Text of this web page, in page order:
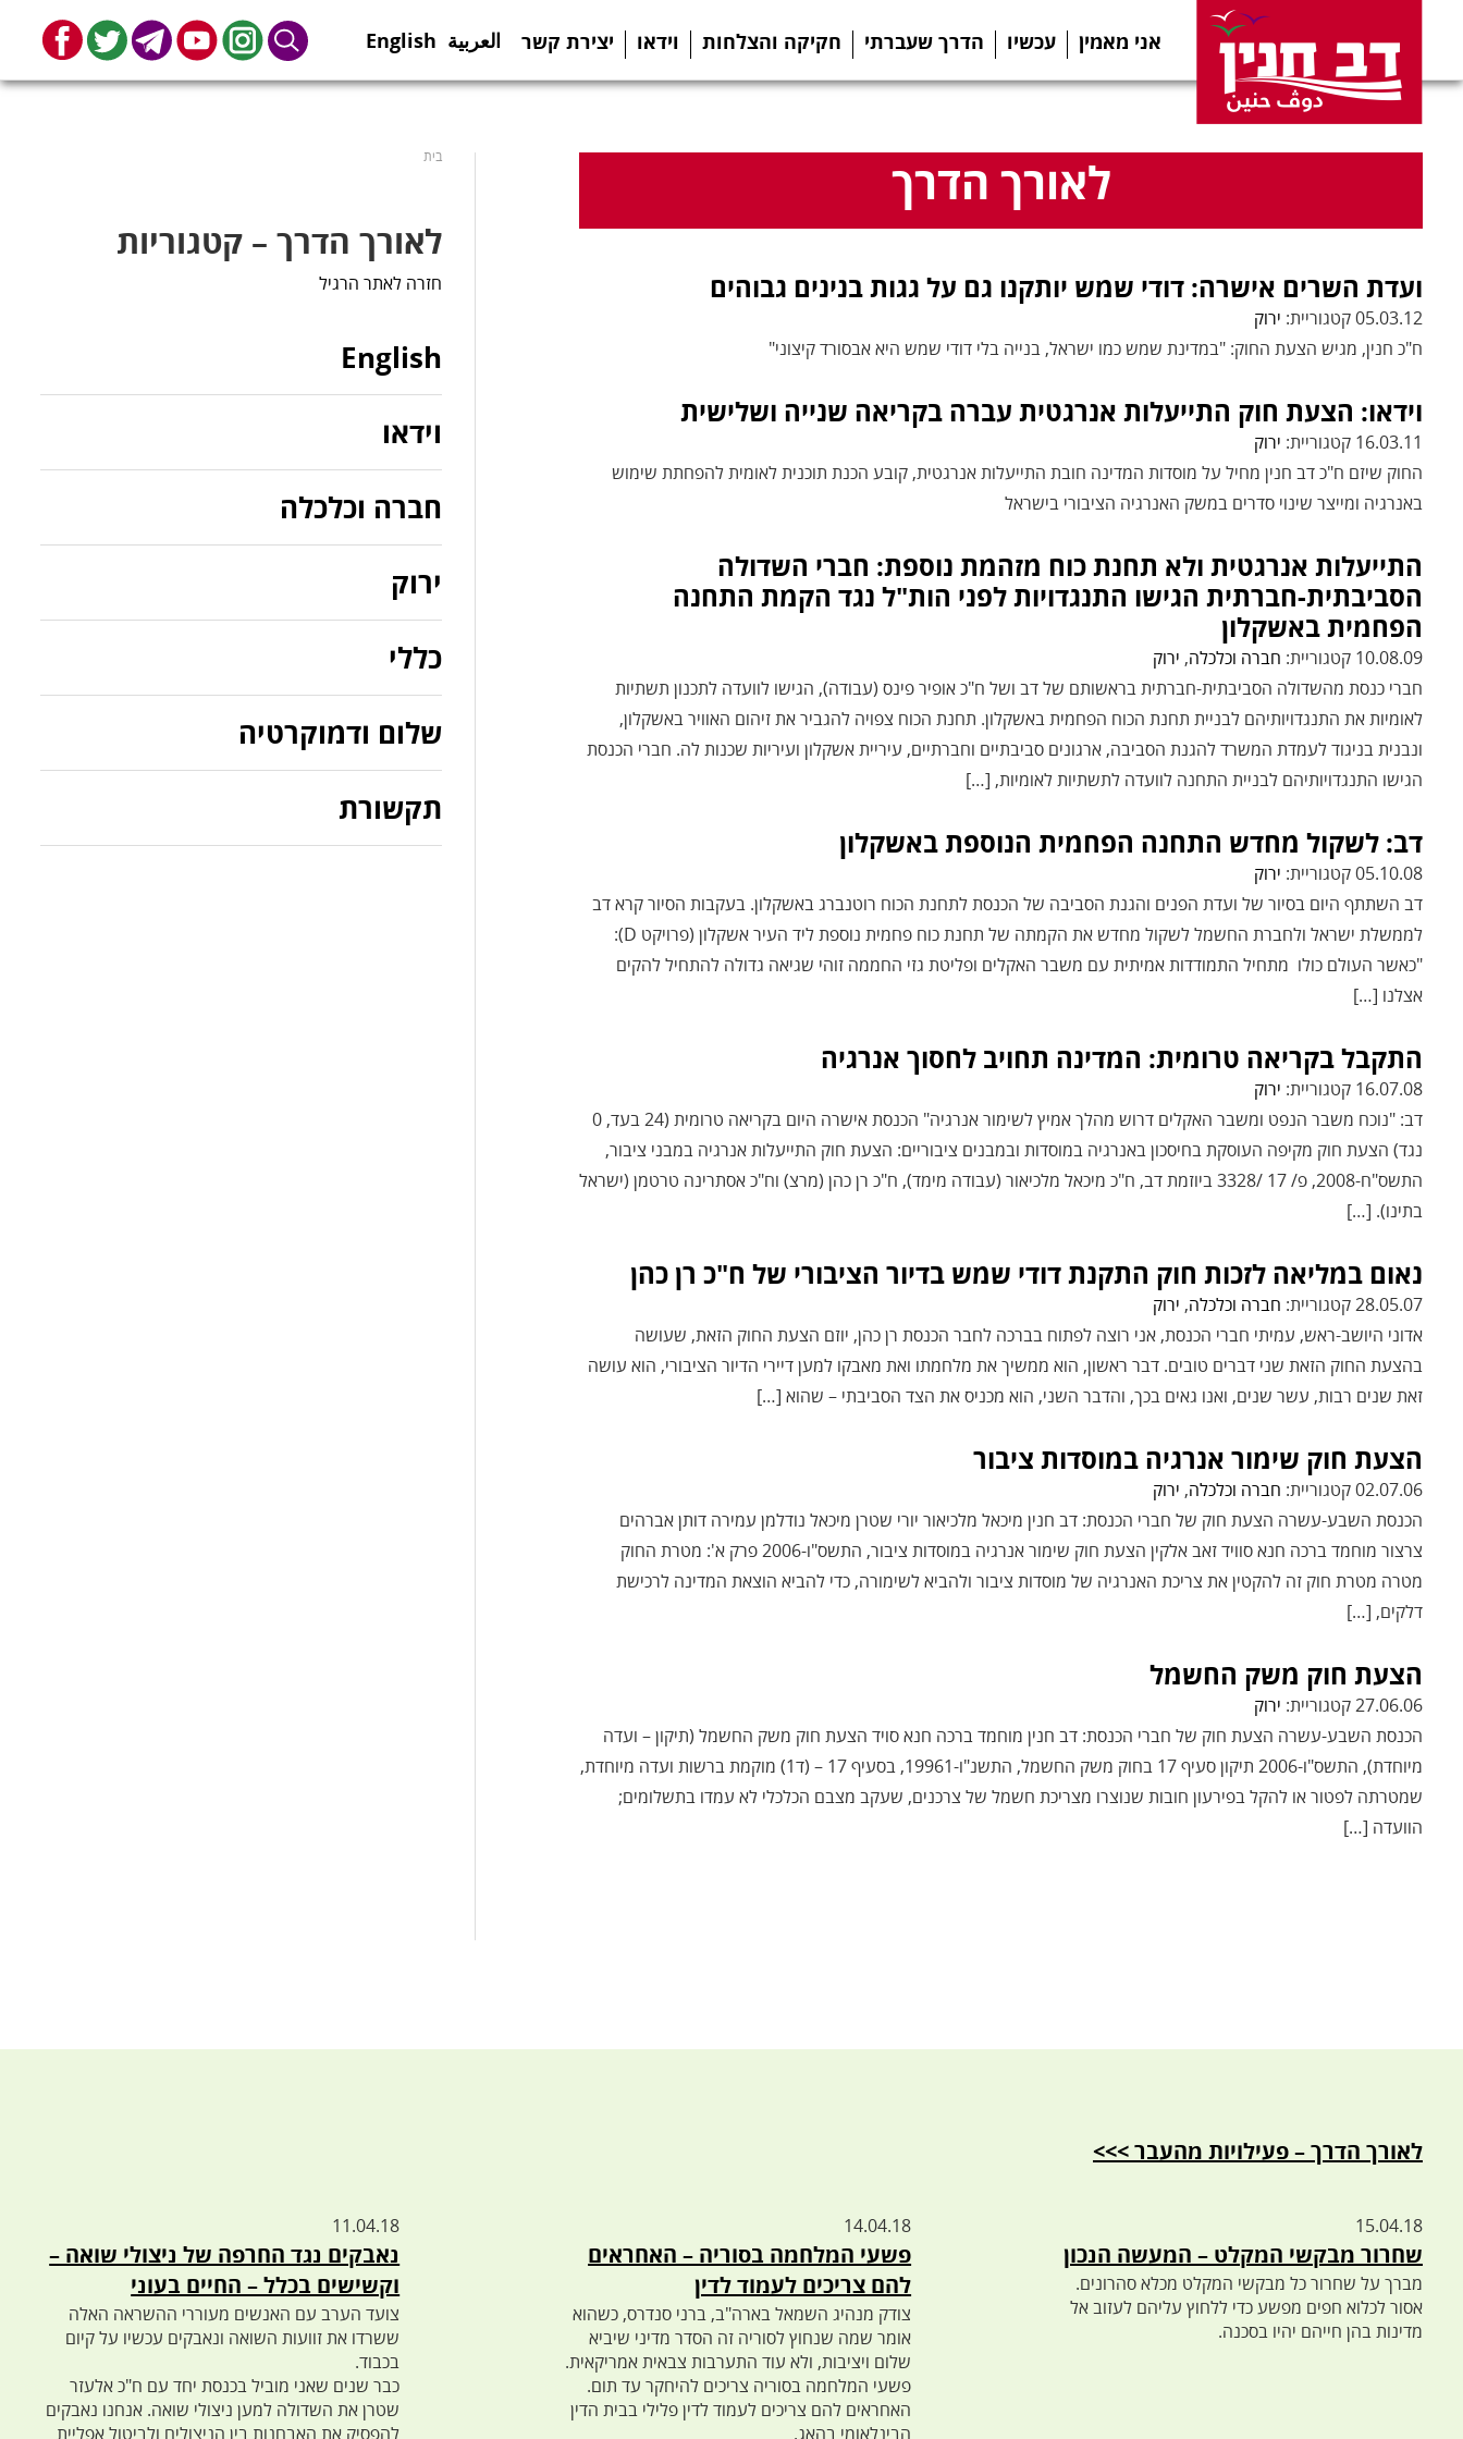
אני מאמין עכשיו הדרך שעברתי חקיקה והצלחות וידאו יצירת קשר العربية English
Search
Instagram
Youtube
Telegram
Twitter
לאורך הדרך
ועדת השרים אישרה: דודי שמש יותקנו גם על גגות בנינים גבוהים
05.03.12 קטגוריית:
ירוק
ח"כ חנין, מגיש הצעת החוק: "במדינת שמש כמו ישראל, בנייה בלי דודי שמש היא אבסורד קיצוני"
וידאו: הצעת חוק התייעלות אנרגטית עברה בקריאה שנייה ושלישית
16.03.11 קטגוריית:
ירוק
החוק שיזם ח"כ דב חנין מחיל על מוסדות המדינה חובת התייעלות אנרגטית, קובע הכנת תוכנית לאומית להפחתת שימוש
באנרגיה ומייצר שינוי סדרים במשק האנרגיה הציבורי בישראל
התייעלות אנרגטית ולא תחנת כוח מזהמת נוספת: חברי השדולה
הסביבתית-חברתית הגישו התנגדויות לפני הות"ל נגד הקמת התחנה
הפחמית באשקלון
10.08.09 קטגוריית: חברה וכלכלה, ירוק
חברי כנסת מהשדולה הסביבתית-חברתית בראשותם של דב ושל ח"כ אופיר פינס (עבודה), הגישו לוועדה לתכנון תשתיות
לאומיות את התנגדויותיהם לבניית תחנת הכוח הפחמית באשקלון. תחנת הכוח צפויה להגביר את זיהום האוויר באשקלון,
ונבנית בניגוד לעמדת המשרד להגנת הסביבה, ארגונים סביבתיים וחברתיים, עיריית אשקלון ועיריות שכנות לה. חברי הכנסת
הגישו התנגדויותיהם לבניית התחנה לוועדה לתשתיות לאומיות, […]
דב: לשקול מחדש התחנה הפחמית הנוספת באשקלון
05.10.08 קטגוריית:
ירוק
דב השתתף היום בסיור של ועדת הפנים והגנת הסביבה של הכנסת לתחנת הכוח רוטנברג באשקלון. בעקבות הסיור קרא דב
לממשלת ישראל ולחברת החשמל לשקול מחדש את הקמתה של תחנת כוח פחמית נוספת ליד העיר אשקלון (פרויקט D):
"כאשר העולם כולו מתחיל התמודדות אמיתית עם משבר האקלים ופליטת גזי החממה זוהי שגיאה גדולה להתחיל להקים
אצלנו […]
התקבל בקריאה טרומית: המדינה תחויב לחסוך אנרגיה
16.07.08 קטגוריית:
ירוק
דב: "נוכח משבר הנפט ומשבר האקלים דרוש מהלך אמיץ לשימור אנרגיה" הכנסת אישרה היום בקריאה טרומית (24 בעד, 0
נגד) הצעת חוק מקיפה העוסקת בחיסכון באנרגיה במוסדות ובמבנים ציבוריים: הצעת חוק התייעלות אנרגיה במבני ציבור,
התשס"ח-2008, פ/ 17 /3328 ביוזמת דב, ח"כ מיכאל מלכיאור (עבודה מימד), ח"כ רן כהן (מרצ) וח"כ אסתרינה טרטמן (ישראל
בתינו). […]
נאום במליאה לזכות חוק התקנת דודי שמש בדיור הציבורי של ח"כ רן כהן
28.05.07 קטגוריית: חברה וכלכלה, ירוק
אדוני היושב-ראש, עמיתי חברי הכנסת, אני רוצה לפתוח בברכה לחבר הכנסת רן כהן, יוזם הצעת החוק הזאת, שעושה
בהצעת החוק הזאת שני דברים טובים. דבר ראשון, הוא ממשיך את מלחמתו ואת מאבקו למען דיירי הדיור הציבורי, הוא עושה
זאת שנים רבות, עשר שנים, ואנו גאים בכך, והדבר השני, הוא מכניס את הצד הסביבתי – שהוא […]
הצעת חוק שימור אנרגיה במוסדות ציבור
02.07.06 קטגוריית: חברה וכלכלה, ירוק
הכנסת השבע-עשרה הצעת חוק של חברי הכנסת: דב חנין מיכאל מלכיאור יורי שטרן מיכאל נודלמן עמירה דותן אברהים
צרצור מוחמד ברכה חנא סוויד זאב אלקין הצעת חוק שימור אנרגיה במוסדות ציבור, התשס"ו-2006 פרק א': מטרת החוק
מטרה מטרת חוק זה להקטין את צריכת האנרגיה של מוסדות ציבור ולהביא לשימורה, כדי להביא הוצאת המדינה לרכישת
דלקים, […]
הצעת חוק משק החשמל
27.06.06 קטגוריית:
ירוק
הכנסת השבע-עשרה הצעת חוק של חברי הכנסת: דב חנין מוחמד ברכה חנא סויד הצעת חוק משק החשמל (תיקון – ועדה
מיוחדת), התשס"ו-2006 תיקון סעיף 17 בחוק משק החשמל, התשנ"ו-19961, בסעיף 17 – (ד1) מוקמת ברשות ועדה מיוחדת,
שמטרתה לפטור או להקל בפירעון חובות שנוצרו מצריכת חשמל של צרכנים, שעקב מצבם הכלכלי לא עמדו בתשלומים;
הוועדה […]
בית
לאורך הדרך – קטגוריות
חזרה לאתר הרגיל
English
וידאו
חברה וכלכלה
ירוק
כללי
שלום ודמוקרטיה
תקשורת
לאורך הדרך – פעילויות מהעבר >>>
15.04.18
שחרור מבקשי המקלט – המעשה הנכון
מברך על שחרור כל מבקשי המקלט מכלא סהרונים.
אסור לכלוא חפים מפשע כדי ללחוץ עליהם לעזוב אל
מדינות בהן חייהם יהיו בסכנה.
14.04.18
פשעי המלחמה בסוריה – האחראים
להם צריכים לעמוד לדין
צודק מנהיג השמאל בארה"ב, ברני סנדרס, כשהוא
אומר שמה שנחוץ לסוריה זה הסדר מדיני שיביא
שלום ויציבות, ולא עוד התערבות צבאית אמריקאית.
פשעי המלחמה בסוריה צריכים להיחקר עד תום.
האחראים להם צריכים לעמוד לדין פלילי בבית הדין
הבינלאומי בהאג.
11.04.18
נאבקים נגד החרפה של ניצולי שואה –
וקשישים בכלל – החיים בעוני
צועד הערב עם האנשים מעוררי ההשראה האלה
ששרדו את זוועות השואה ונאבקים עכשיו על קיום
בכבוד.
כבר שנים שאני מוביל בכנסת יחד עם ח"כ אלעזר
שטרן את השדולה למען ניצולי שואה. אנחנו נאבקים
להפסיק את האבחנות בין הניצולים ולביטול אפליית